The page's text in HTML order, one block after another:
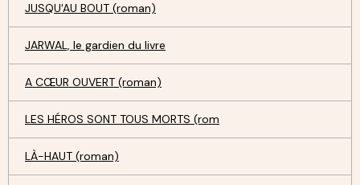
JUSQU'AU BOUT (roman)
JARWAL, le gardien du livre
A CŒUR OUVERT (roman)
LES HÉROS SONT TOUS MORTS (rom
LÀ-HAUT (roman)